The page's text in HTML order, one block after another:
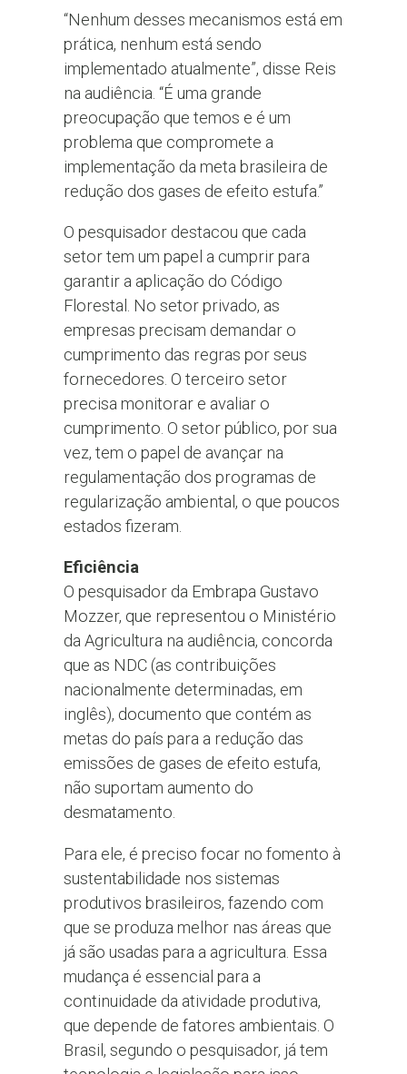
“Nenhum desses mecanismos está em
prática, nenhum está sendo
implementado atualmente”, disse Reis
na audiência. “É uma grande
preocupação que temos e é um
problema que compromete a
implementação da meta brasileira de
redução dos gases de efeito estufa.”
O pesquisador destacou que cada
setor tem um papel a cumprir para
garantir a aplicação do Código
Florestal. No setor privado, as
empresas precisam demandar o
cumprimento das regras por seus
fornecedores. O terceiro setor
precisa monitorar e avaliar o
cumprimento. O setor público, por sua
vez, tem o papel de avançar na
regulamentação dos programas de
regularização ambiental, o que poucos
estados fizeram.
Eficiência
O pesquisador da Embrapa Gustavo
Mozzer, que representou o Ministério
da Agricultura na audiência, concorda
que as NDC (as contribuições
nacionalmente determinadas, em
inglês), documento que contém as
metas do país para a redução das
emissões de gases de efeito estufa,
não suportam aumento do
desmatamento.
Para ele, é preciso focar no fomento à
sustentabilidade nos sistemas
produtivos brasileiros, fazendo com
que se produza melhor nas áreas que
já são usadas para a agricultura. Essa
mudança é essencial para a
continuidade da atividade produtiva,
que depende de fatores ambientais. O
Brasil, segundo o pesquisador, já tem